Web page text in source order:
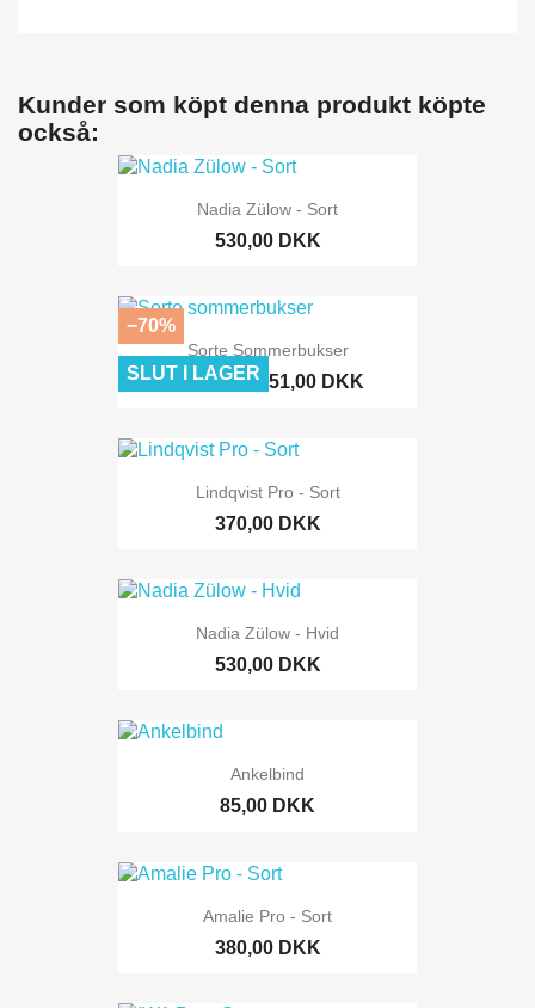
Kunder som köpt denna produkt köpte
också:
Nadia Zülow - Sort
530,00 DKK
Sorte Sommerbukser
170,00 DKK 51,00 DKK
−70%
SLUT I LAGER
Lindqvist Pro - Sort
370,00 DKK
Nadia Zülow - Hvid
530,00 DKK
Ankelbind
85,00 DKK
Amalie Pro - Sort
380,00 DKK